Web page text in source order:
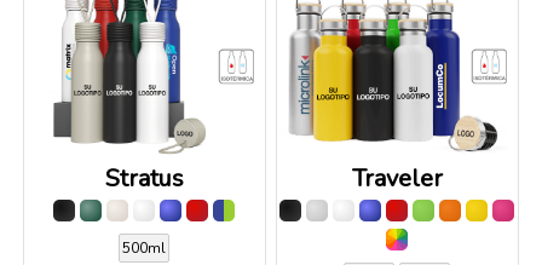
Stratus
500ml
Traveler